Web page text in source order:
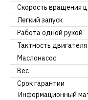
Скорость вращения
Легкий запуск
Работа одной рукой
Тактность двигателя
Маслонасос
Вес
Срок гарантии
Информационный